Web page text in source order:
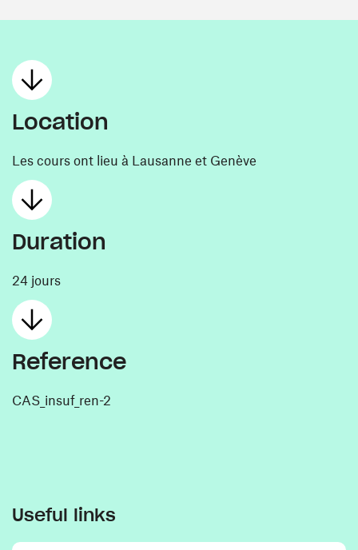
Location
Les cours ont lieu à Lausanne et Genève
Duration
24 jours
Reference
CAS_insuf_ren-2
Useful links